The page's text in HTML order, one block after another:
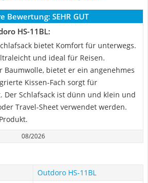
Bewertung: SEHR GUT
HS-11BL:
bietet Komfort für unterwegs.
und ideal für Reisen.
Baumwolle, bietet er ein angenehmes
Kissen-Fach sorgt für
Der Schlafsack ist dünn und klein und
Travel-Sheet verwendet werden.
08/2026
Outdoro HS-11BL